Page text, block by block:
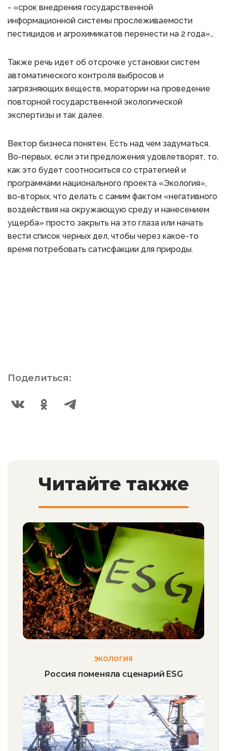
- «срок внедрения государственной
информационной системы прослеживаемости
пестицидов и агрохимикатов перенести на 2 года»…
Также речь идет об отсрочке установки систем
автоматического контроля выбросов и
загрязняющих веществ, моратории на проведение
повторной государственной экологической
экспертизы и так далее.
Вектор бизнеса понятен. Есть над чем задуматься.
Во-первых, если эти предложения удовлетворят, то,
как это будет соотноситься со стратегией и
программами национального проекта «Экология»,
во-вторых, что делать с самим фактом «негативного
воздействия на окружающую среду и нанесением
ущерба» просто закрыть на это глаза или начать
вести список черных дел, чтобы через какое-то
время потребовать сатисфакции для природы.
Поделиться:
Читайте также
ЭКОЛОГИЯ
Россия поменяла сценарий ESG